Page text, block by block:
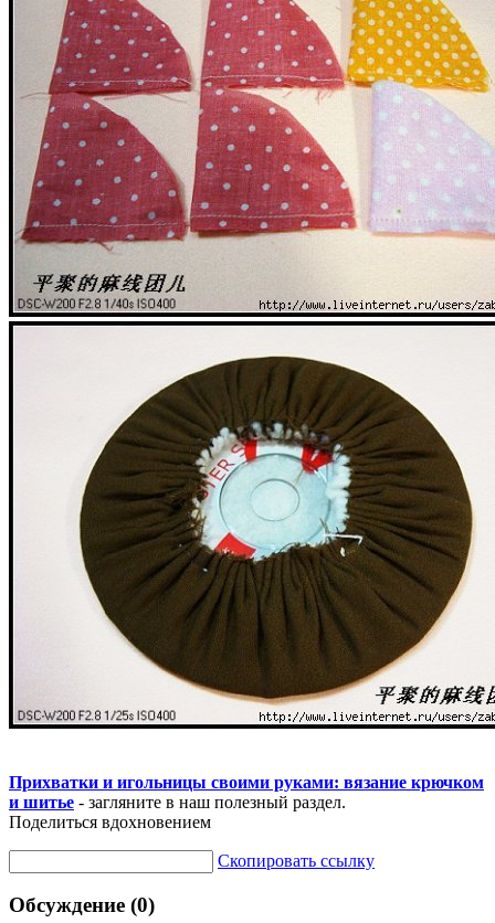
Прихватки и игольницы своими руками: вязание крючком
и шитье - загляните в наш полезный раздел.
Поделиться вдохновением
Скопировать ссылку
Обсуждение (0)